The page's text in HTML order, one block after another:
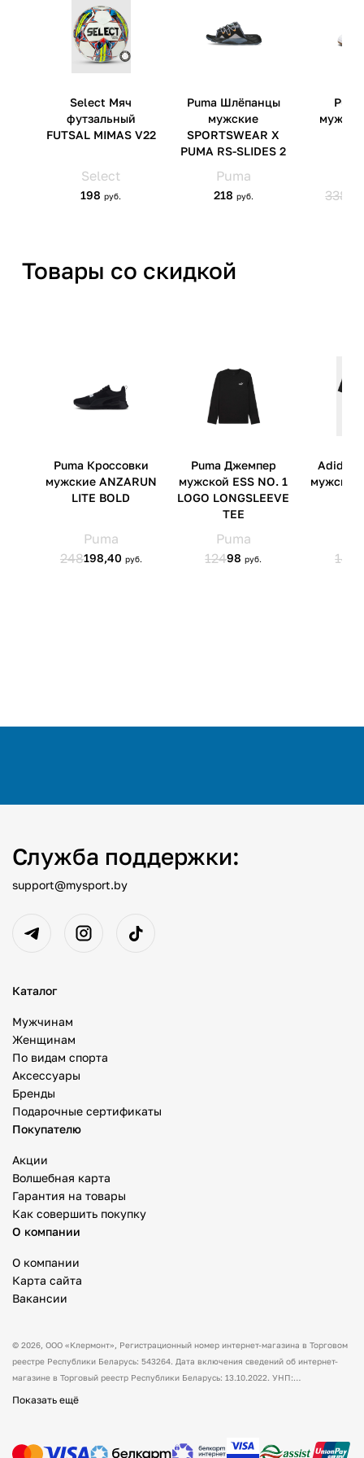
Товары со скидкой
Служба поддержки:
support@mysport.by
Каталог
Мужчинам
Женщинам
По видам спорта
Аксессуары
Бренды
Подарочные сертификаты
Покупателю
Акции
Волшебная карта
Гарантия на товары
Как совершить покупку
О компании
О компании
Карта сайта
Вакансии
© 2026, ООО «Клермонт» , Регистрационный номер интернет-магазина в Торговом
реестре Республики Беларусь: 543264. Дата включения сведений об интернет-
магазине в Торговый реестр Республики Беларусь: 13.10.2022. УНП:
Товары можно оплатить наличным и/или безналичным способом при получении
Показать ещё